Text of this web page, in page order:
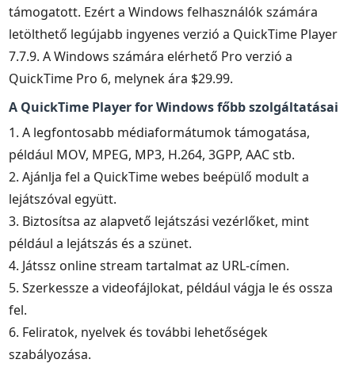
támogatott. Ezért a Windows felhasználók számára
letölthető legújabb ingyenes verzió a QuickTime Player
7.7.9. A Windows számára elérhető Pro verzió a
QuickTime Pro 6, melynek ára $29.99.
A QuickTime Player for Windows főbb szolgáltatásai
1. A legfontosabb médiaformátumok támogatása,
például MOV, MPEG, MP3, H.264, 3GPP, AAC stb.
2. Ajánlja fel a QuickTime webes beépülő modult a
lejátszóval együtt.
3. Biztosítsa az alapvető lejátszási vezérlőket, mint
például a lejátszás és a szünet.
4. Játssz online stream tartalmat az URL-címen.
5. Szerkessze a videofájlokat, például vágja le és ossza
fel.
6. Feliratok, nyelvek és további lehetőségek
szabályozása.